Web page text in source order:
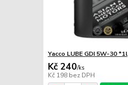
Yacco LUBE GDI 5W-30 *1l
Kč 240/ks
Kč 198 bez DPH